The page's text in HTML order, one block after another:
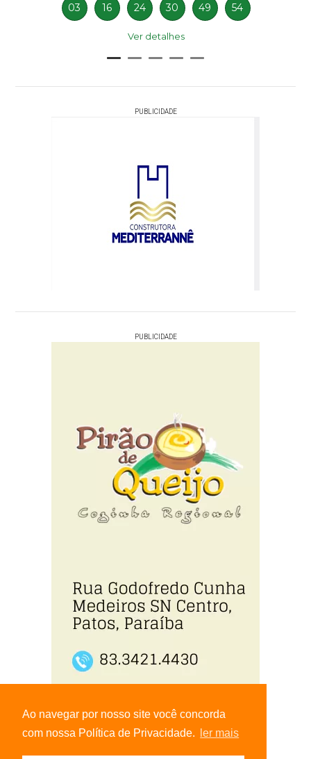
Ao navegar por nosso site você concorda
com nossa Política de Privacidade.
ler mais
03 16 24 30 49 54
Ver detalhes
PUBLICIDADE
PUBLICIDADE